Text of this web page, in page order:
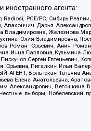
агента:
PCE/PC,
Дарья
Железнова
Юлия Владимировна,
Роман Юрьевич, Анин
Инна Павловна,
Сергей Евгеньевич,
Пигалкин Илья
Вольтская Татьяна
Елена Анатольевна,
Ветошкина
выборы, Нобелевский